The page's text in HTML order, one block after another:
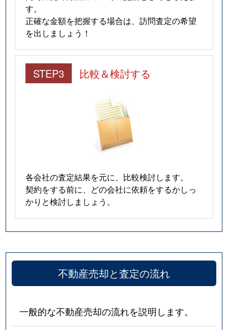
す。
正確な金額を把握する場合は、訪問査定の希望
を出しましょう！
STEP3 比較＆検討する
各会社の査定結果を元に、比較検討します。
契約をする前に、どの会社に依頼をするかしっ
かりと検討しましょう。
不動産売却と査定の流れ
一般的な不動産売却の流れを説明します。